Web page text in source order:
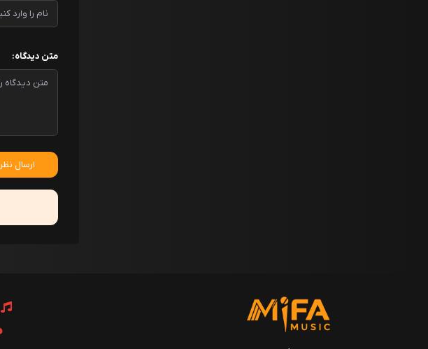
متن دیدگاه:
ارسال نظر